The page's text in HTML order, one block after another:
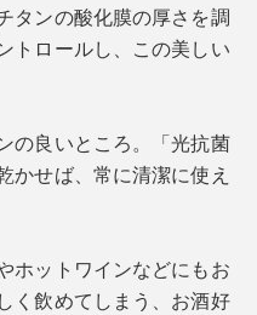
タンの酸化膜の厚さを調
トロールし、この美しい
の良いところ。「光抗菌
かせば、常に清潔に使え
ホットワインなどにもお
く飲めてしまう、お酒好